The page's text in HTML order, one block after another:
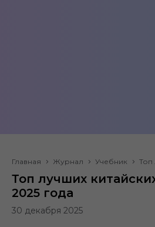
Главная Журнал Учебник Топ
Топ лучших
2025 года
30 декабря 2025